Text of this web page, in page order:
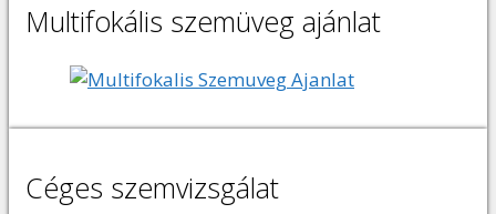
Multifokális szemüveg ajánlat
Céges szemvizsgálat